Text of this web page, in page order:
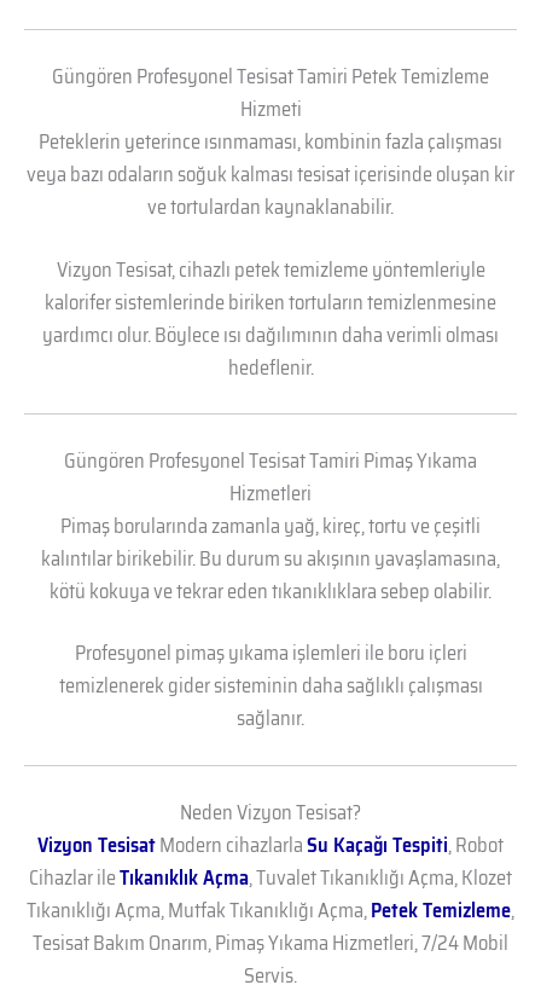
Güngören Profesyonel Tesisat Tamiri Petek Temizleme
Hizmeti
Peteklerin yeterince ısınmaması, kombinin fazla çalışması
veya bazı odaların soğuk kalması tesisat içerisinde oluşan kir
ve tortulardan kaynaklanabilir.
Vizyon Tesisat, cihazlı petek temizleme yöntemleriyle
kalorifer sistemlerinde biriken tortuların temizlenmesine
yardımcı olur. Böylece ısı dağılımının daha verimli olması
hedeflenir.
Güngören Profesyonel Tesisat Tamiri Pimaş Yıkama
Hizmetleri
Pimaş borularında zamanla yağ, kireç, tortu ve çeşitli
kalıntılar birikebilir. Bu durum su akışının yavaşlamasına,
kötü kokuya ve tekrar eden tıkanıklıklara sebep olabilir.
Profesyonel pimaş yıkama işlemleri ile boru içleri
temizlenerek gider sisteminin daha sağlıklı çalışması
sağlanır.
Neden Vizyon Tesisat?
Vizyon TesisatModern cihazlarlaSu Kaçağı Tespiti, Robot
Cihazlar ileTıkanıklık Açma, Tuvalet Tıkanıklığı Açma, Klozet
Tıkanıklığı Açma, Mutfak Tıkanıklığı Açma,Petek Temizleme,
Tesisat Bakım Onarım, Pimaş Yıkama Hizmetleri, 7/24 Mobil
Servis.